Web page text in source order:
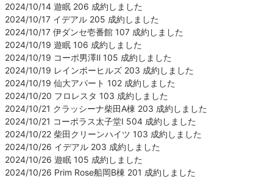
2024/10/14 遊眠 206 成約しました
2024/10/17 イデアル 205 成約しました
2024/10/17 伊ダンセ壱番館 107 成約しました
2024/10/19 遊眠 106 成約しました
2024/10/19 コーポ男澤Ⅱ 105 成約しました
2024/10/19 レインボーヒルズ 203 成約しました
2024/10/19 仙大アパート 102 成約しました
2024/10/20 フロレスタ 103 成約しました
2024/10/21 クラッシーナ柴田A棟 203 成約しました
2024/10/21 コーポラス太子堂Ⅰ 504 成約しました
2024/10/22 柴田クリーンハイツ 103 成約しました
2024/10/26 イデアル 203 成約しました
2024/10/26 遊眠 105 成約しました
2024/10/26 Prim Rose船岡B棟 201 成約しました